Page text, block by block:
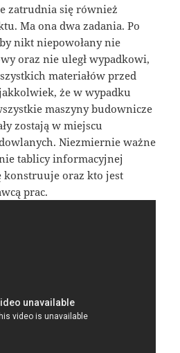
zatrudnia się również
Ma ona dwa zadania. Po
nikt niepowołany nie
oraz nie uległ wypadkowi,
materiałów przed
że w wypadku
maszyny budownicze
zostają w miejscu
Niezmiernie ważne
tablicy informacyjnej
konstruuje oraz kto jest
prac.